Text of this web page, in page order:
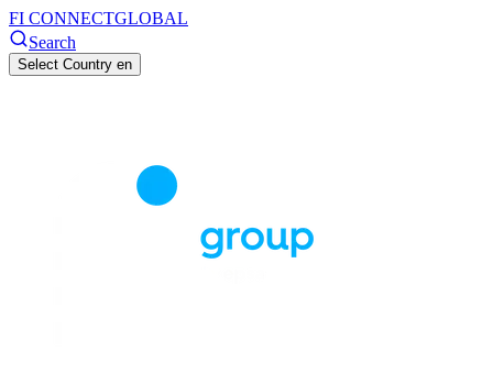
FI CONNECTGLOBAL
Search
Select Country en